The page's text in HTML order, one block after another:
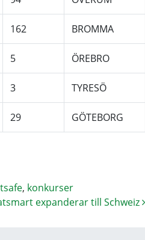
162 BROMMA
5 ÖREBRO
3 TYRESÖ
29 GÖTEBORG
, konkurser
expanderar till Schweiz